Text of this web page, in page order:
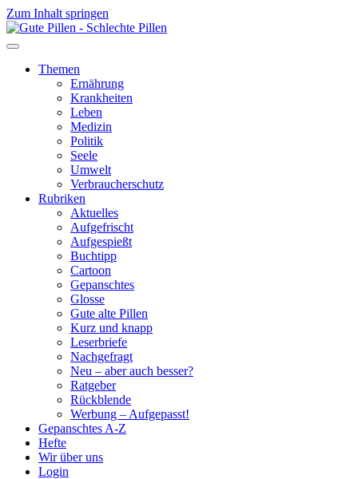
Zum Inhalt springen
Themen
Ernährung
Krankheiten
Leben
Medizin
Politik
Seele
Umwelt
Verbraucherschutz
Rubriken
Aktuelles
Aufgefrischt
Aufgespießt
Buchtipp
Cartoon
Gepanschtes
Glosse
Gute alte Pillen
Kurz und knapp
Leserbriefe
Nachgefragt
Neu – aber auch besser?
Ratgeber
Rückblende
Werbung – Aufgepasst!
Gepanschtes A-Z
Hefte
Wir über uns
Login